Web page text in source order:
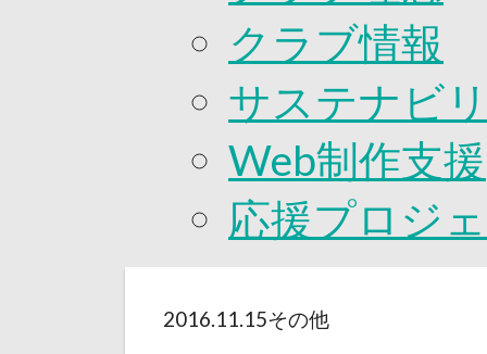
クラブ情報
サステナビ
Web制作支援
応援プロジ
2016.11.15その他